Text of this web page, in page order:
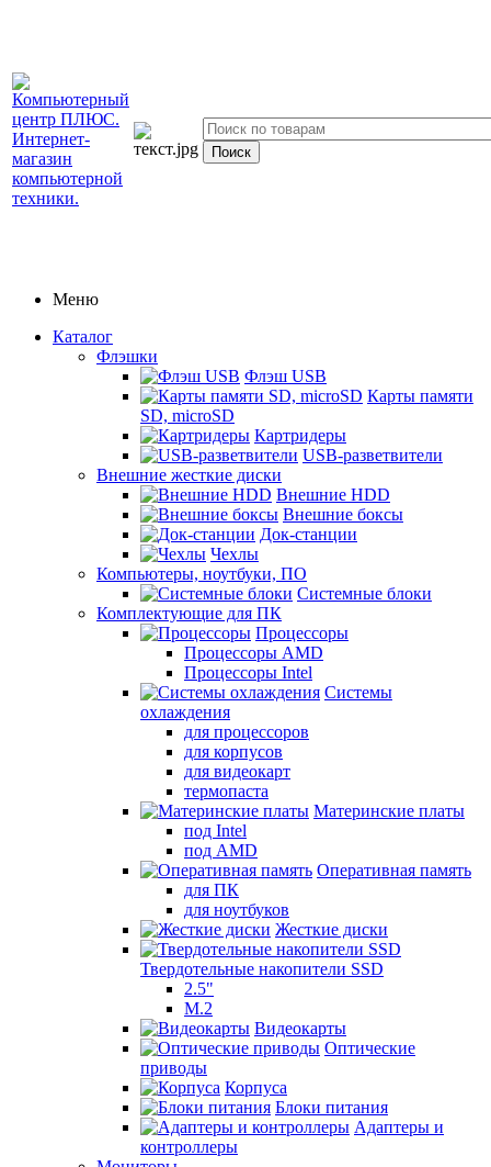
Меню
Каталог
Флэшки
Флэш USB
Карты памяти
SD, microSD
Картридеры
USB-разветвители
Внешние жесткие диски
Внешние HDD
Внешние боксы
Док-станции
Чехлы
Компьютеры, ноутбуки, ПО
Системные блоки
Комплектующие для ПК
Процессоры
Процессоры AMD
Процессоры Intel
Системы
охлаждения
для процессоров
для корпусов
для видеокарт
термопаста
Материнские платы
под Intel
под AMD
Оперативная память
для ПК
для ноутбуков
Жесткие диски
Твердотельные накопители SSD
2.5"
M.2
Видеокарты
Оптические
приводы
Корпуса
Блоки питания
Адаптеры и
контроллеры